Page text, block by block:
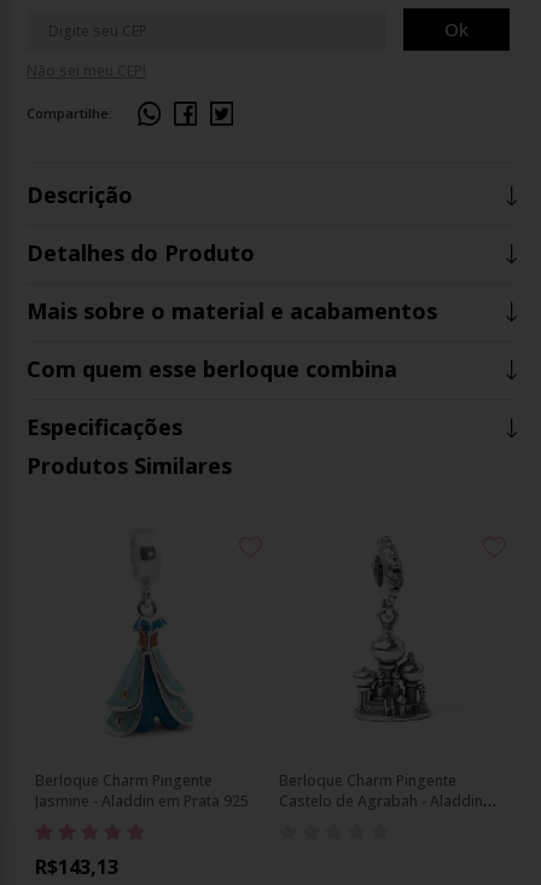
Ok
Compartilhe:
Descrição
Detalhes do Produto
Mais sobre o material e acabamentos
Com quem esse berloque combina
Especificações
Produtos Similares
Berloque Charm Pingente
Jasmine - Aladdin em Prata 925
R$143,13
Berloque Charm Pingente
Castelo de Agrabah - Aladdin